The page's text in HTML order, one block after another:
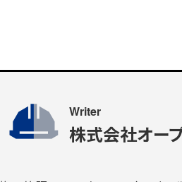
Writer
株式会社オー